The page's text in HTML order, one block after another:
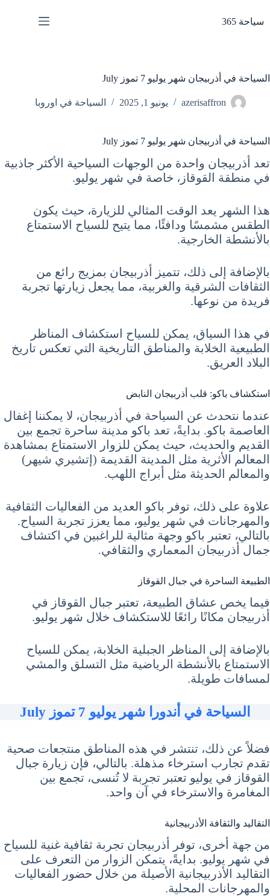
المحتوى
سياحة 365
السياحة في أذربيجان شهر يوليو 7 تموز July
azerisaffron يونيو 1, 2025 السياحة في اوروبا
السياحة في أذربيجان شهر يوليو 7 تموز July
تعد أذربيجان واحدة من الوجهات السياحية الأكثر جاذبية
في منطقة القوقاز، خاصة في شهر يوليو.
هذا الشهر يعد الوقت المثالي للزيارة، حيث يكون
الطقس مشمسًا ودافئًا، مما يتيح للسياح الاستمتاع
بالأنشطة الخارجية.
بالإضافة إلى ذلك، تتميز أذربيجان بمزيج رائع من
الثقافات الشرقية والغربية، مما يجعل زيارتها تجربة
فريدة من نوعها.
في هذا السياق، يمكن للسياح استكشاف المناظر
الطبيعية الخلابة والمناطق التاريخية التي تعكس تاريخ
البلاد العريق.
استكشاف باكو: قلب أذربيجان النابض
عندما نتحدث عن السياحة في أذربيجان، لا يمكننا إغفال
العاصمة باكو. بدايةً، تعد باكو مدينة ساحرة تجمع بين
القديم والحديث، حيث يمكن للزوار الاستمتاع بمشاهدة
المعالم الأثرية مثل المدينة القديمة (إتشيري شيهر)
والمعالم الحديثة مثل أبراج اللهب.
علاوة على ذلك، توفر باكو العديد من الفعاليات الثقافية
والمهرجانات في شهر يوليو، مما يعزز تجربة السياح.
بالتالي، تعتبر باكو وجهة مثالية للراغبين في اكتشاف
جمال أذربيجان المعماري والثقافي.
الطبيعة الساحرة في جبال القوقاز
فيما يخص عشاق الطبيعة، تعتبر جبال القوقاز في
أذربيجان مكانًا رائعًا للاستكشاف خلال شهر يوليو.
بالإضافة إلى المناظر الجبلية الخلابة، يمكن للسياح
الاستمتاع بالأنشطة الرياضية مثل التسلق والمشي
لمسافات طويلة.
السياحة في أندورا شهر يوليو 7 تموز July
فضلاً عن ذلك، تنتشر في هذه المناطق منتجعات صحية
تقدم تجارب استرخاء مذهلة. بالتالي، فإن زيارة جبال
القوقاز في يوليو تعتبر تجربة لا تُنسى، تجمع بين
المغامرة والاسترخاء في آن واحد.
التقاليد والثقافة الأذربيجانية
من جهة أخرى، توفر أذربيجان تجربة ثقافية غنية للسياح
في شهر يوليو. بدايةً، يتمكن الزوار من التعرف على
التقاليد الأذربيجانية الأصيلة من خلال حضور الفعاليات
والمهرجانات المحلية.